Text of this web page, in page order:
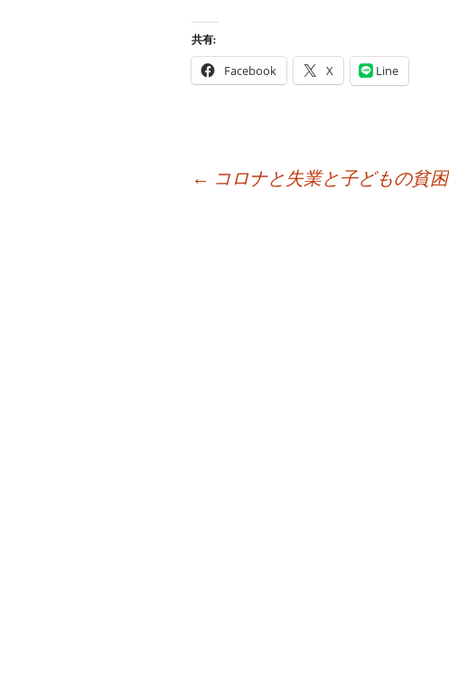
共有:
Facebook X Line
← コロナと失業と子どもの貧困